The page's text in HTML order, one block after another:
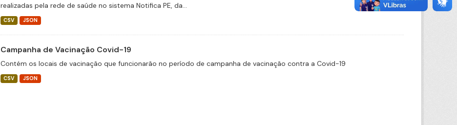
realizadas pela rede de saúde no sistema Notifica PE, da...
CSV JSON
Campanha de Vacinação Covid-19
Contém os locais de vacinação que funcionarão no período de campanha de vacinação contra a Covid-19
CSV JSON